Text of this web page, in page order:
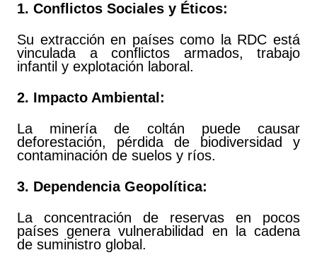
1. Conflictos Sociales y Éticos:
Su extracción en países como la RDC está
vinculada a conflictos armados, trabajo
infantil y explotación laboral.
2. Impacto Ambiental:
La minería de coltán puede causar
deforestación, pérdida de biodiversidad y
contaminación de suelos y ríos.
3. Dependencia Geopolítica:
La concentración de reservas en pocos
países genera vulnerabilidad en la cadena
de suministro global.